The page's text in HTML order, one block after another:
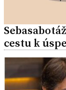
cestu k